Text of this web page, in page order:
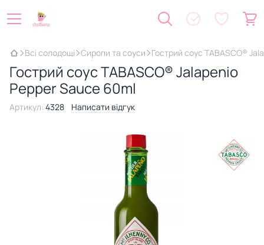
Всі солодощі Сиропи та соуси Гострий соус TABASCO®
Гострий соус TABASCO® Jalapenio
Pepper Sauce 60ml
Артикул: 4328 Написати відгук